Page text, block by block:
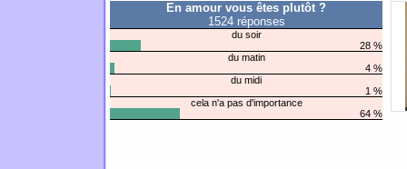
En amour vous êtes plutôt ?
1524 réponses
du soir
28 %
du matin
4 %
du midi
1 %
cela n'a pas d'importance
64 %